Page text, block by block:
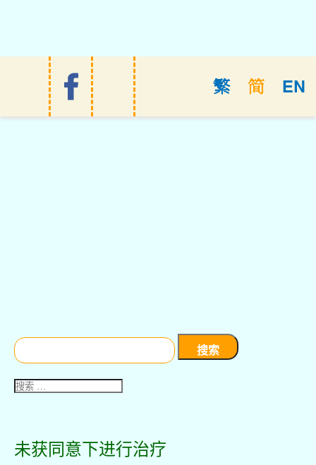
EN
简
繁
搜
索：
未获同意下进行治疗